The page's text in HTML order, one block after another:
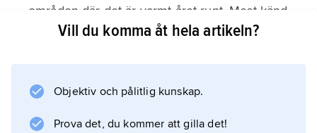
områden där det är varmt året runt. Mest känd
meter lång. Störst är
(
Vill du komma åt hela artikeln?
Objektiv och pålitlig kunskap.
Prova det, du kommer att gilla det!